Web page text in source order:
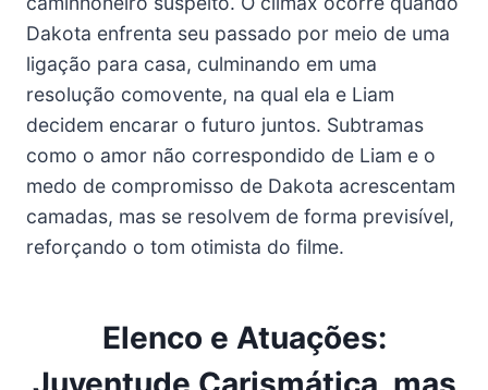
Dakota enfrenta seu passado por meio de uma
ligação para casa, culminando em uma
resolução comovente, na qual ela e Liam
decidem encarar o futuro juntos. Subtramas
como o amor não correspondido de Liam e o
medo de compromisso de Dakota acrescentam
camadas, mas se resolvem de forma previsível,
reforçando o tom otimista do filme.
Elenco e Atuações: